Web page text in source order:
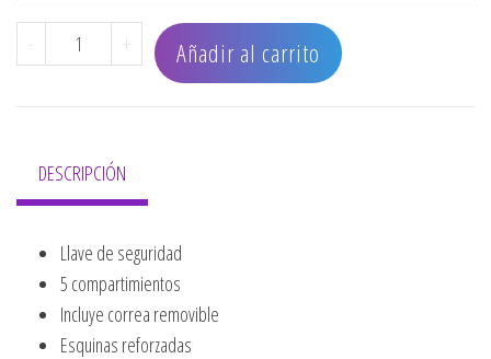
- MALETA 3234 WHITE ROSE BIG DIAMOND cantidad
+ Añadir al carrito
DESCRIPCIÓN
Llave de seguridad
5 compartimientos
Incluye correa removible
Esquinas reforzadas